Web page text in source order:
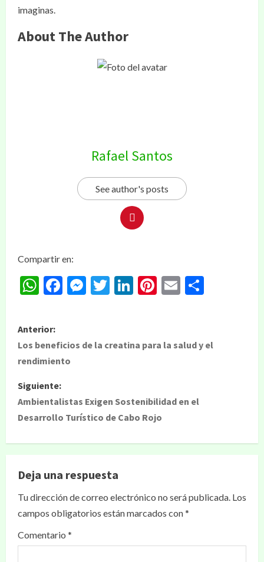
imaginas.
About The Author
Rafael Santos
See author's posts
Compartir en:
WhatsApp
Facebook
Messenger
Twitter
LinkedIn
Pinterest
Email
Anterior:
Los beneficios de la creatina para la salud y el
rendimiento
Siguiente:
Ambientalistas Exigen Sostenibilidad en el
Desarrollo Turístico de Cabo Rojo
Deja una respuesta
Tu dirección de correo electrónico no será publicada. Los
campos obligatorios están marcados con*
Comentario *